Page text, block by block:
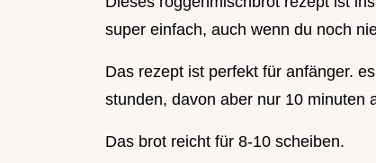
super einfach, auch wenn du noch
Das rezept ist perfekt für anfänger.
stunden, davon aber nur 10 minuten
Das brot reicht für 8-10 scheiben.